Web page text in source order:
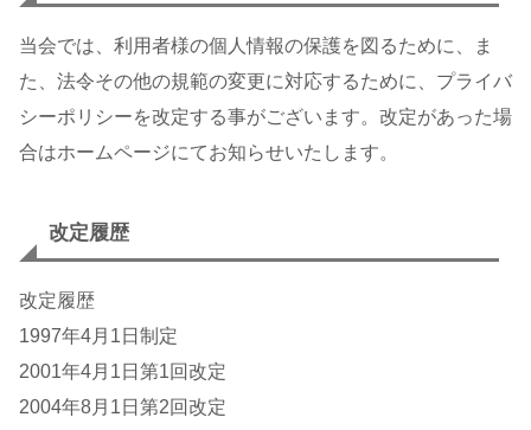
当会では、利用者様の個人情報の保護を図るために、ま
た、法令その他の規範の変更に対応するために、プライバ
シーポリシーを改定する事がございます。改定があった場
合はホームページにてお知らせいたします。
改定履歴
改定履歴
1997年4月1日制定
2001年4月1日第1回改定
2004年8月1日第2回改定